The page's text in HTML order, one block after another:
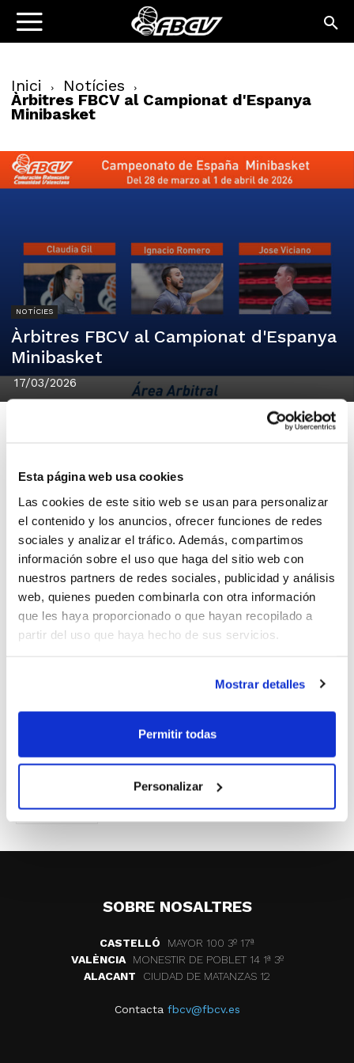
Esta página web usa cookies
Las cookies de este sitio web se usan para personalizar
el contenido y los anuncios, ofrecer funciones de redes
sociales y analizar el tráfico. Además, compartimos
información sobre el uso que haga del sitio web con
nuestros partners de redes sociales, publicidad y análisis
web, quienes pueden combinarla con otra información
que les haya proporcionado o que hayan recopilado a
partir del uso que haya hecho de sus servicios.
Mostrar detalles
Permitir todas
Personalizar
Inici Notícies
Àrbitres FBCV al Campionat d'Espanya
Minibasket
NOTÍCIES
Àrbitres FBCV al Campionat d'Espanya
Minibasket
17/03/2026
Ja es coneixen els àrbitres FBCV que esta
temporada actuaran en el Campionat
d'Espanya Minibasket de Seleccions
Autonòmiques. Es tracta deClaudia Gil
Ignacio Romero iJose Viciano
Els tres tindran l'ocasió a partir del 28 de
grans esdeveniments de formació del
ignacio romero
jose viciano
SOBRE NOSALTRES
CASTELLÓ
MAYOR 100 3º 17ª
VALÈNCIA
MONESTIR DE POBLET 14 1ª 3º
ALACANT
CIUDAD DE MATANZAS 12
Contacta fbcv@fbcv.es